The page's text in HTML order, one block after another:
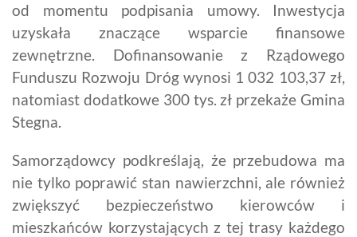
od momentu podpisania umowy. Inwestycja
uzyskała znaczące wsparcie finansowe
zewnętrzne. Dofinansowanie z Rządowego
Funduszu Rozwoju Dróg wynosi 1 032 103,37 zł,
natomiast dodatkowe 300 tys. zł przekaże Gmina
Stegna.
Samorządowcy podkreślają, że przebudowa ma
nie tylko poprawić stan nawierzchni, ale również
zwiększyć bezpieczeństwo kierowców i
mieszkańców korzystających z tej trasy każdego